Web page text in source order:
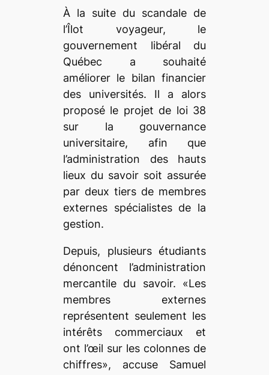
À la suite du scandale de
l’Îlot voyageur, le
gouvernement libéral du
Québec a souhaité
améliorer le bilan financier
des universités. Il a alors
proposé le projet de loi 38
sur la gouvernance
universitaire, afin que
l’administration des hauts
lieux du savoir soit assurée
par deux tiers de membres
externes spécialistes de la
gestion.
Depuis, plusieurs étudiants
dénoncent l’administration
mercantile du savoir. «Les
membres externes
représentent seulement les
intérêts commerciaux et
ont l’œil sur les colonnes de
chiffres», accuse Samuel